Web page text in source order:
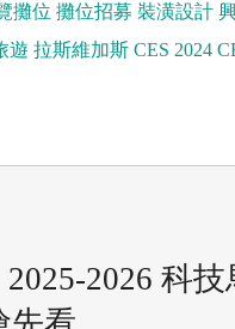
攤位 攤位招募 裝潢設計
遊 拉斯維加斯 CES 2024
2025-2026 科